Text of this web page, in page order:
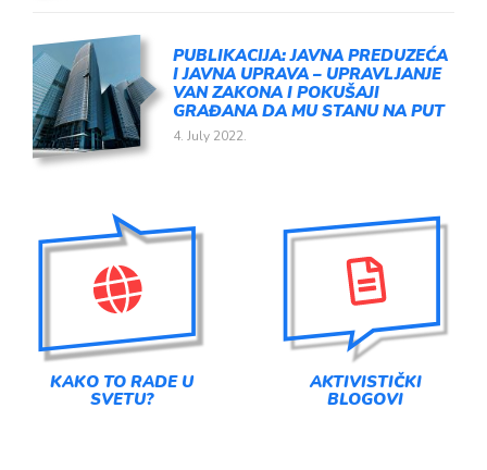
PUBLIKACIJA: JAVNA PREDUZEĆA
I JAVNA UPRAVA – UPRAVLJANJE
VAN ZAKONA I POKUŠAJI
GRAĐANA DA MU STANU NA PUT
4. July 2022.
KAKO TO RADE U
SVETU?
AKTIVISTIČKI
BLOGOVI